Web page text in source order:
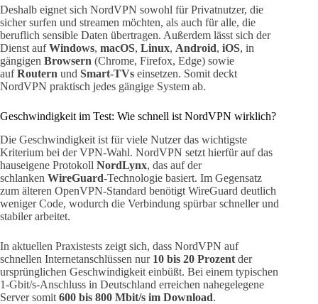
Deshalb eignet sich NordVPN sowohl für Privatnutzer, die
sicher surfen und streamen möchten, als auch für alle, die
beruflich sensible Daten übertragen. Außerdem lässt sich der
Dienst aufWindows, macOS, Linux, Android, iOS, in
gängigen Browsern (Chrome, Firefox, Edge) sowie
aufRoutern und Smart-TVs einsetzen. Somit deckt
NordVPN praktisch jedes gängige System ab.
Geschwindigkeit im Test: Wie schnell ist NordVPN wirklich?
Die Geschwindigkeit ist für viele Nutzer das wichtigste
Kriterium bei der VPN-Wahl. NordVPN setzt hierfür auf das
hauseigene Protokoll NordLynx, das auf der
schlanken WireGuard-Technologie basiert. Im Gegensatz
zum älteren OpenVPN-Standard benötigt WireGuard deutlich
weniger Code, wodurch die Verbindung spürbar schneller und
stabiler arbeitet.
In aktuellen Praxistests zeigt sich, dass NordVPN auf
schnellen Internetanschlüssen nur 10 bis 20 Prozent der
ursprünglichen Geschwindigkeit einbüßt. Bei einem typischen
1-Gbit/s-Anschluss in Deutschland erreichen nahegelegene
Server somit 600 bis 800 Mbit/s im Download.